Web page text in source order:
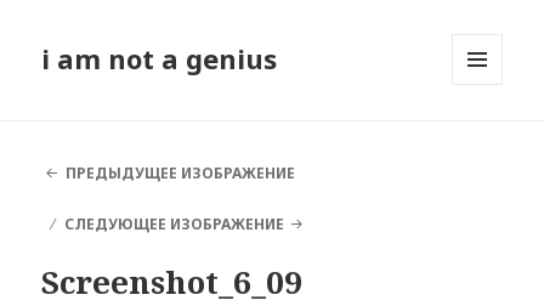
i am not a genius
ПРЕДЫДУЩЕЕ ИЗОБРАЖЕНИЕ
СЛЕДУЮЩЕЕ ИЗОБРАЖЕНИЕ
Screenshot_6_09